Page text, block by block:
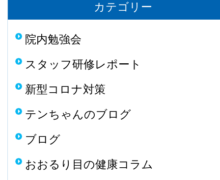
カテゴリー
院内勉強会
スタッフ研修レポート
新型コロナ対策
テンちゃんのブログ
ブログ
おおるり目の健康コラム